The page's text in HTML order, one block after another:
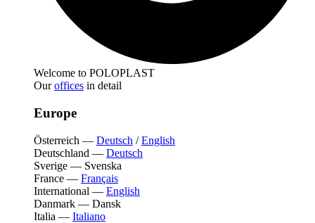
Welcome to POLOPLAST
Ouroffices in detail
Europe
Österreich — Deutsch /English
Deutschland — Deutsch
Sverige — Svenska
France — Français
International — English
Danmark — Dansk
Italia — Italiano